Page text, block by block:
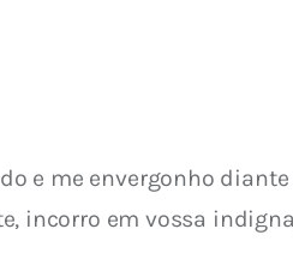
e me envergonho
incorro em vossa